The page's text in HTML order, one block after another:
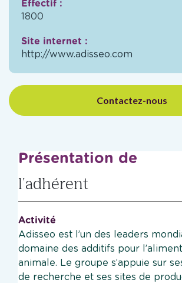
Effectif :
1800
Site internet :
http://www.adisseo.com
Contactez-nous
Présentation de
l'adhérent
Activité
Adisseo est l’un des leaders
domaine des additifs pour
animale. Le groupe s’appuie sur
de recherche et ses sites de